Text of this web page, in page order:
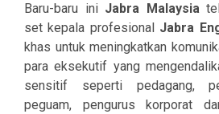
Baru-baru ini Jabra Malaysia
set kepala profesional Jabra
khas untuk meningkatkan
para eksekutif yang
sensitif seperti pedagang,
peguam, pengurus korporat